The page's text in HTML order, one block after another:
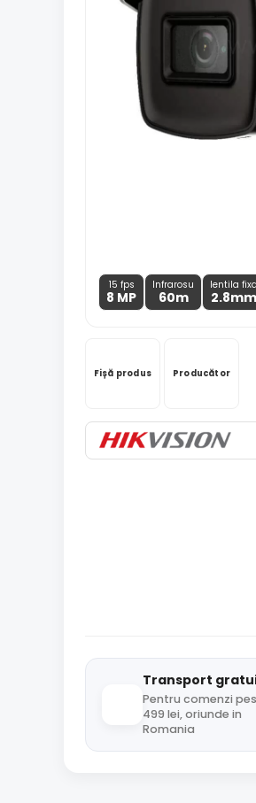
15 fps
8 MP
Infrarosu
60m
lentila fixa
2.8mm
Fișă produs Producător
Transport
Pentru comenzi
499 lei, oriunde in
Romania